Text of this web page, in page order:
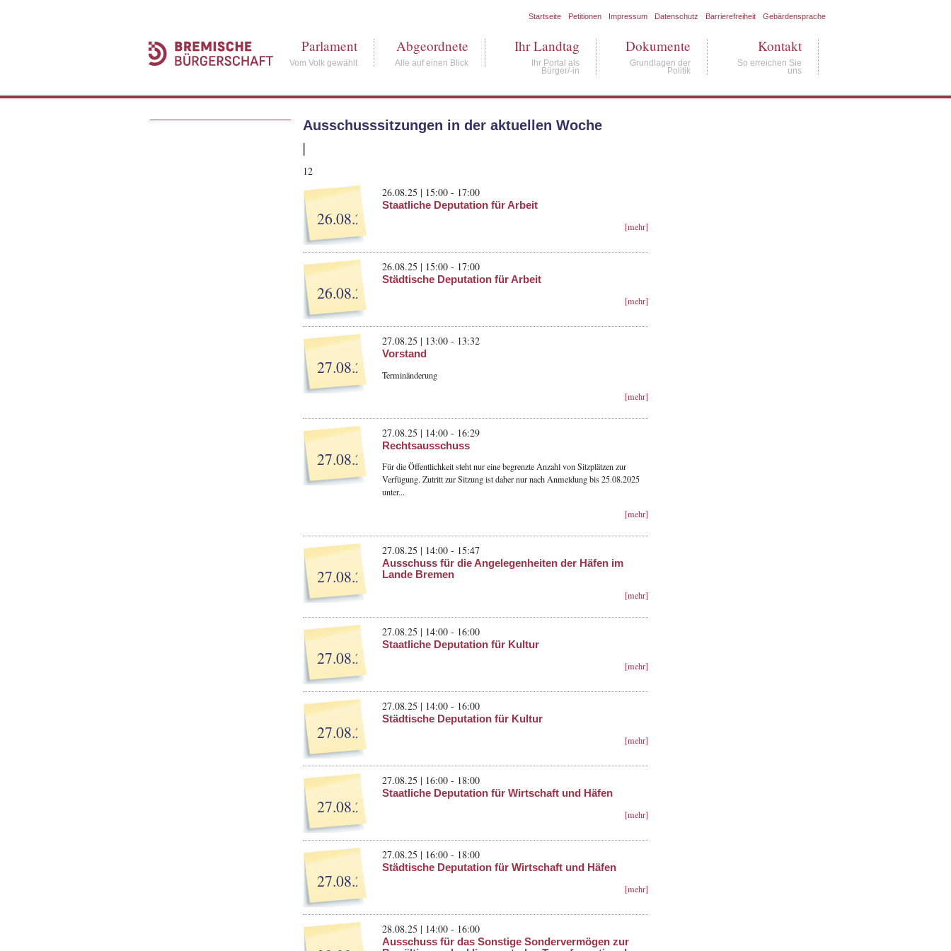
Startseite Petitionen Impressum Datenschutz Barrierefreiheit Gebärdensprache
Parlament
Vom Volk gewählt
Abgeordnete
Alle auf einen Blick
Ihr Landtag
Ihr Portal als
Bürger/-in
Dokumente
Grundlagen der
Politik
Kontakt
So erreichen Sie
uns
Ausschusssitzungen in der aktuellen Woche
12
26.08.25
26.08.25 | 15:00 - 17:00
Staatliche Deputation für Arbeit
[mehr]
26.08.25
26.08.25 | 15:00 - 17:00
Städtische Deputation für Arbeit
[mehr]
27.08.25
27.08.25 | 13:00 - 13:32
Vorstand
Terminänderung
[mehr]
27.08.25
27.08.25 | 14:00 - 16:29
Rechtsausschuss
Für die Öffentlichkeit steht nur eine begrenzte Anzahl von Sitzplätzen zur
Verfügung. Zutritt zur Sitzung ist daher nur nach Anmeldung bis 25.08.2025
unter...
[mehr]
27.08.25
27.08.25 | 14:00 - 15:47
Ausschuss für die Angelegenheiten der Häfen im
Lande Bremen
[mehr]
27.08.25
27.08.25 | 14:00 - 16:00
Staatliche Deputation für Kultur
[mehr]
27.08.25
27.08.25 | 14:00 - 16:00
Städtische Deputation für Kultur
[mehr]
27.08.25
27.08.25 | 16:00 - 18:00
Staatliche Deputation für Wirtschaft und Häfen
[mehr]
27.08.25
27.08.25 | 16:00 - 18:00
Städtische Deputation für Wirtschaft und Häfen
[mehr]
28.08.25 | 14:00 - 16:00
Ausschuss für das Sonstige Sondervermögen zur